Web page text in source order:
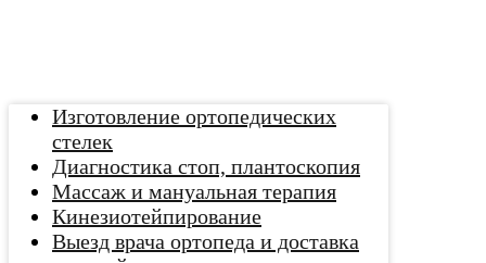
Изготовление ортопедических
стелек
Диагностика стоп, плантоскопия
Массаж и мануальная терапия
Кинезиотейпирование
Выезд врача ортопеда и доставка